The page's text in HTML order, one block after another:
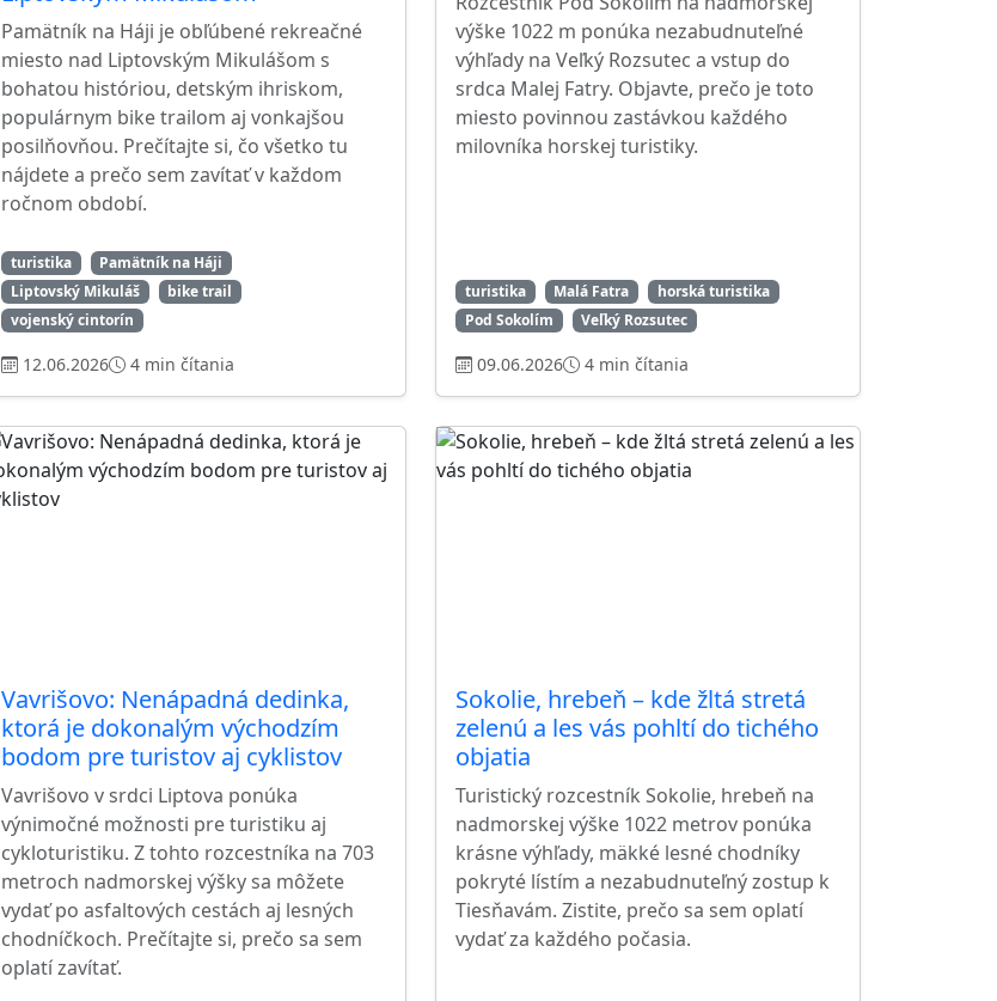
Pamätník na Háji je obľúbené rekreačné
miesto nad Liptovským Mikulášom s
bohatou históriou, detským ihriskom,
populárnym bike trailom aj vonkajšou
posilňovňou. Prečítajte si, čo všetko tu
nájdete a prečo sem zavítať v každom
ročnom období.
turistika
Pamätník na Háji
Liptovský Mikuláš
bike trail
vojenský cintorín
12.06.2026 4 min čítania
výške 1022 m ponúka nezabudnuteľné
výhľady na Veľký Rozsutec a vstup do
srdca Malej Fatry. Objavte, prečo je toto
miesto povinnou zastávkou každého
milovníka horskej turistiky.
turistika Malá Fatra
horská turistika
Pod Sokolím
Veľký Rozsutec
09.06.2026 4 min čítania
Vavrišovo: Nenápadná dedinka,
ktorá je dokonalým východzím
bodom pre turistov aj cyklistov
Vavrišovo v srdci Liptova ponúka
výnimočné možnosti pre turistiku aj
cykloturistiku. Z tohto rozcestníka na 703
metroch nadmorskej výšky sa môžete
vydať po asfaltových cestách aj lesných
chodníčkoch. Prečítajte si, prečo sa sem
oplatí zavítať.
Sokolie, hrebeň – kde žltá stretá
zelenú a les vás pohltí do tichého
objatia
Turistický rozcestník Sokolie, hrebeň na
nadmorskej výške 1022 metrov ponúka
krásne výhľady, mäkké lesné chodníky
pokryté lístím a nezabudnuteľný zostup k
Tiesňavám. Zistite, prečo sa sem oplatí
vydať za každého počasia.